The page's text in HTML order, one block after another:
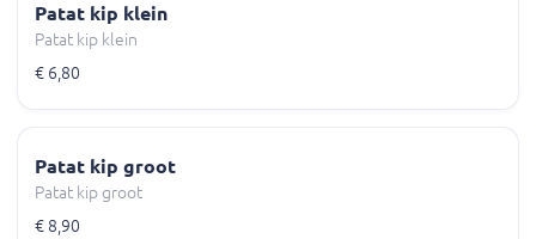
Patat kip klein
Patat kip klein
€ 6,80
Patat kip groot
Patat kip groot
€ 8,90